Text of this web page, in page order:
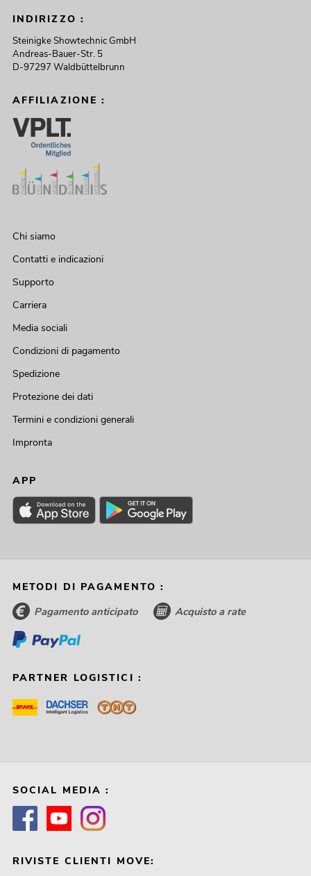
INDIRIZZO :
Steinigke Showtechnic GmbH
Andreas-Bauer-Str. 5
D-97297 Waldbüttelbrunn
AFFILIAZIONE :
Chi siamo
Contatti e indicazioni
Supporto
Carriera
Media sociali
Condizioni di pagamento
Spedizione
Protezione dei dati
Termini e condizioni generali
Impronta
APP
METODI DI PAGAMENTO :
Pagamento anticipato Acquisto a rate
PARTNER LOGISTICI :
SOCIAL MEDIA :
RIVISTE CLIENTI MOVE: